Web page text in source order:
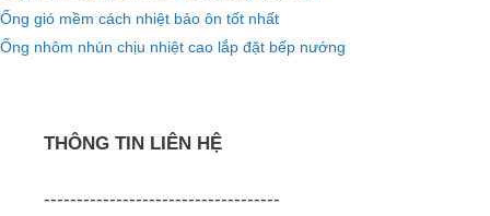
Ống gió mềm cách nhiệt bảo ôn tốt nhất
Ống nhôm nhún chịu nhiệt cao lắp đặt bếp nướng
THÔNG TIN LIÊN HỆ
------------------------------------